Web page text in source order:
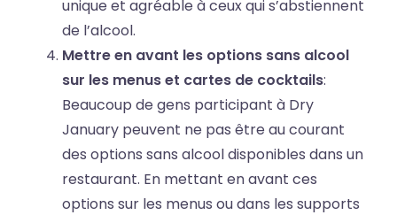
unique et agréable à ceux qui s’abstiennent
de l’alcool.
Mettre en avant les options sans alcool
sur les menus et cartes de cocktails:
Beaucoup de gens participant à Dry
January peuvent ne pas être au courant
des options sans alcool disponibles dans un
restaurant. En mettant en avant ces
options sur les menus ou dans les supports